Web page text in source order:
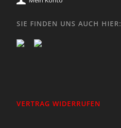
SIE FINDEN UNS AUCH HIER:
VERTRAG WIDERRUFEN